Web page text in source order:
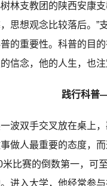
支教团的陕西安康支
思想观念比较落后
的重要性。科普的目
信念，他的人生，也注
践行科普
双手交叉放在桌上，
做人最重要的态度，
比赛的倒数第一，可
入大学，他经常参与